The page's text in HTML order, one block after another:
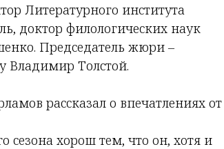
Литературного института
доктор филологических наук
Председатель жюри –
Владимир Толстой.
рассказал о впечатлениях от
хорош тем, что он, хотя и